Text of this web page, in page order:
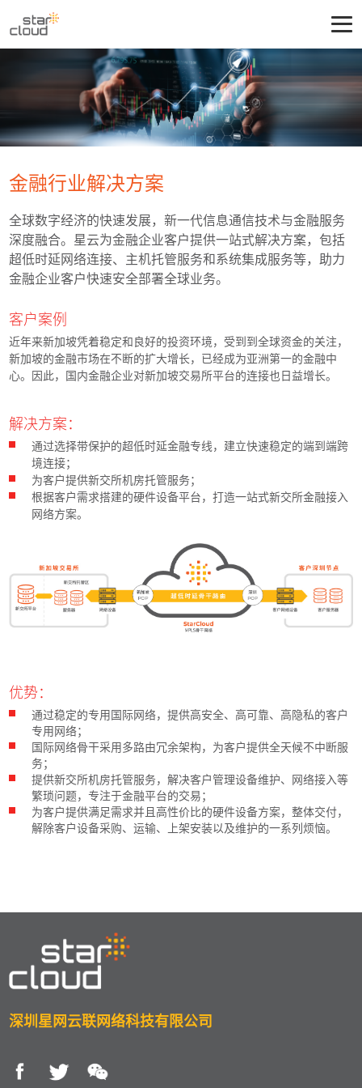
金融行业解决方案
全球数字经济的快速发展，新一代信息通信技术与金融服务
深度融合。星云为金融企业客户提供一站式解决方案，包括
超低时延网络连接、主机托管服务和系统集成服务等，助力
金融企业客户快速安全部署全球业务。
客户案例
近年来新加坡凭着稳定和良好的投资环境，受到到全球资金的关注，
新加坡的金融市场在不断的扩大增长，已经成为亚洲第一的金融中
心。因此，国内金融企业对新加坡交易所平台的连接也日益增长。
解决方案：
通过选择带保护的超低时延金融专线，建立快速稳定的端到端跨
境连接；
为客户提供新交所机房托管服务；
根据客户需求搭建的硬件设备平台，打造一站式新交所金融接入
网络方案。
优势：
通过稳定的专用国际网络，提供高安全、高可靠、高隐私的客户
专用网络；
国际网络骨干采用多路由冗余架构，为客户提供全天候不中断服
务；
提供新交所机房托管服务，解决客户管理设备维护、网络接入等
繁琐问题，专注于金融平台的交易；
为客户提供满足需求并且高性价比的硬件设备方案，整体交付，
解除客户设备采购、运输、上架安装以及维护的一系列烦恼。
深圳星网云联网络科技有限公司